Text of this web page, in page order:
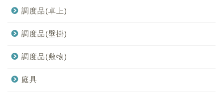
調度品(卓上)
調度品(壁掛)
調度品(敷物)
庭具